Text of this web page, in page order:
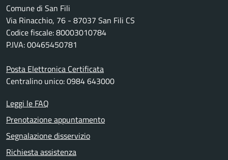
Comune di San Fili
Via Rinacchio, 76 - 87037 San Fili CS
Codice fiscale: 80003010784
P.IVA: 00465450781
Posta Elettronica Certificata
Centralino unico: 0984 643000
Leggi le FAQ
Prenotazione appuntamento
Segnalazione disservizio
Richiesta assistenza